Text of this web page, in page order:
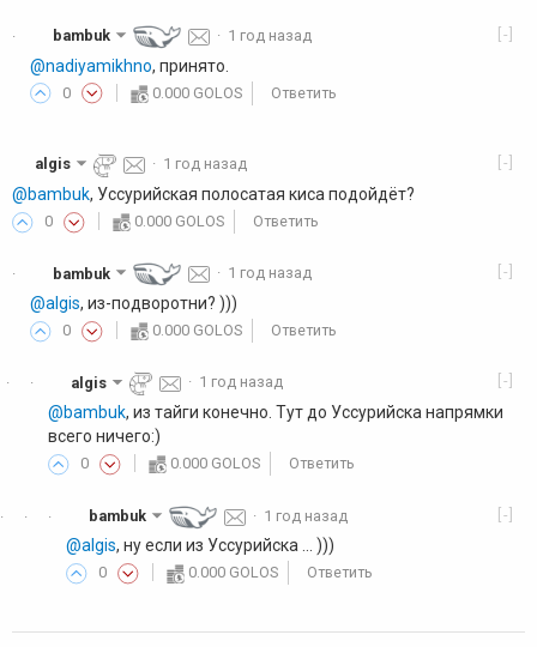
· [-]
bambuk · 1 год назад
@nadiyamikhno, принято.
0 0.000 GOLOS Ответить
[-]
algis · 1 год назад
@bambuk, Уссурийская полосатая киса подойдёт?
0 0.000 GOLOS Ответить
· [-]
bambuk · 1 год назад
@algis, из-подворотни? )))
0 0.000 GOLOS Ответить
·
· [-]
algis · 1 год назад
@bambuk, из тайги конечно. Тут до Уссурийска напрямки
всего ничего:)
0 0.000 GOLOS Ответить
·
·
· [-]
bambuk · 1 год назад
@algis, ну если из Уссурийска ... )))
0 0.000 GOLOS Ответить